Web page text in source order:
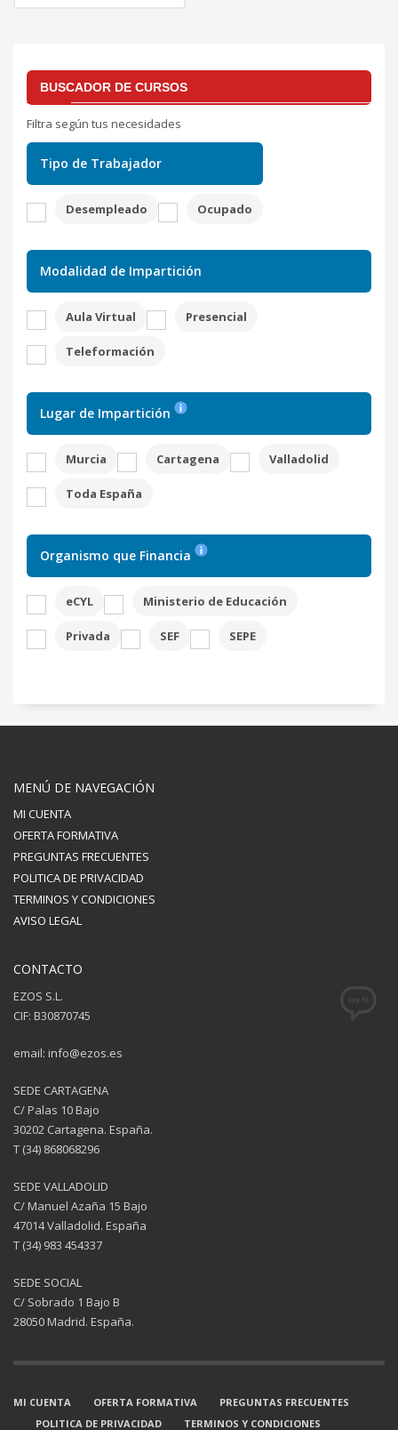
BUSCADOR DE CURSOS
Filtra según tus necesidades
Tipo de Trabajador
Desempleado Ocupado
Modalidad de Impartición
Aula Virtual Presencial
Teleformación
Lugar de Impartición
Murcia Cartagena Valladolid
Toda España
Organismo que Financia
eCYL Ministerio de Educación
Privada SEF SEPE
MENÚ DE NAVEGACIÓN
MI CUENTA
OFERTA FORMATIVA
PREGUNTAS FRECUENTES
POLITICA DE PRIVACIDAD
TERMINOS Y CONDICIONES
AVISO LEGAL
CONTACTO
EZOS S.L.
CIF: B30870745
email: info@ezos.es
SEDE CARTAGENA
C/ Palas 10 Bajo
30202 Cartagena. España.
T (34) 868068296
SEDE VALLADOLID
C/ Manuel Azaña 15 Bajo
47014 Valladolid. España
T (34) 983 454337
SEDE SOCIAL
C/ Sobrado 1 Bajo B
28050 Madrid. España.
MI CUENTA OFERTA FORMATIVA
PREGUNTAS FRECUENTES
POLITICA DE PRIVACIDAD
TERMINOS Y CONDICIONES